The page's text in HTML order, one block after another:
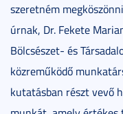
szeretném
úrnak, Dr. Fekete
Bölcsészet- és
közreműködő
kutatásban részt vevő